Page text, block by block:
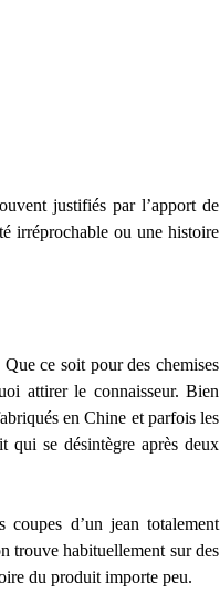
justifiés par l’apport de
irréprochable ou une histoire
ce soit pour des chemises
attirer le connaisseur. Bien
en Chine et parfois les
qui se désintègre après deux
d’un jean totalement
trouve habituellement sur des
du produit importe peu.